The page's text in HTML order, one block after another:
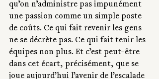
qu’on n’administre pas impunément
une passion comme un simple poste
de coûts. Ce qui fait revenir les gens
ne se décrète pas. Ce qui fait tenir les
équipes non plus. Et c’est peut-être
dans cet écart, précisément, que se
joue aujourd’hui l’avenir de l’escalade